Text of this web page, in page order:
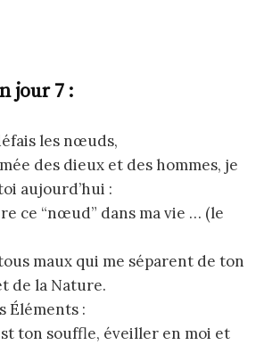
jour 7 :
les nœuds,
des dieux et des hommes, je
aujourd’hui :
ce “nœud” dans ma vie … (le
maux qui me séparent de ton
de la Nature.
Éléments :
ton souffle, éveiller en moi et